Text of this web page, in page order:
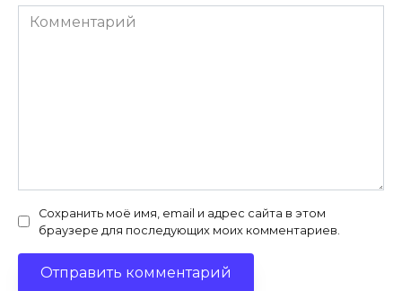
Комментарий
Сохранить моё имя, email и адрес сайта в этом
браузере для последующих моих комментариев.